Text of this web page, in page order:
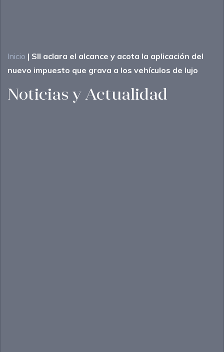
Inicio | SII aclara el alcance y acota la aplicación del
nuevo impuesto que grava a los vehículos de lujo
Noticias y Actualidad